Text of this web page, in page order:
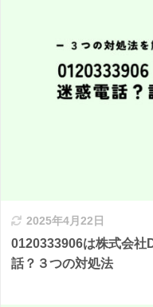
2025年4月22日
0120333906は株式会社
話？３つの対処法